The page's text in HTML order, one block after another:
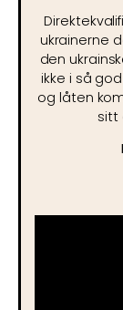
ukrainerne
den
ikke i så
og låten
sitt